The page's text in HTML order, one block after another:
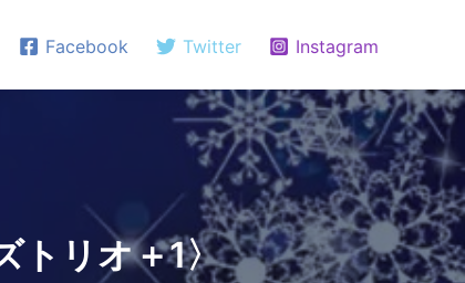
Facebook Twitter Instagram
トリオ＋1〉